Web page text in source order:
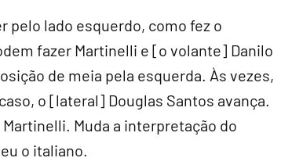
pelo lado esquerdo, como fez o
fazer Martinelli e [o volante] Danilo
de meia pela esquerda. Às vezes,
o [lateral] Douglas Santos avança.
Muda a interpretação do
o italiano.